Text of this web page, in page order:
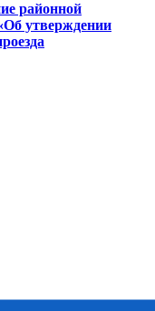
районной
утверждении